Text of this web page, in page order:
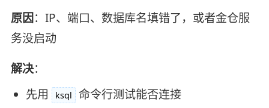
原因：IP、端口、数据库名填错了，或者金仓服
务没启动
解决：
先用
ksql
命令行测试能否连接